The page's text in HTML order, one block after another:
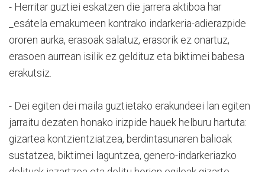
- Herritar guztiei eskatzen die jarrera aktiboa har
_esátela emakumeen kontrako indarkeria-adierazpide
ororen aurka, erasoak salatuz, erasorik ez onartuz,
erasoen aurrean isilik ez geldituz eta biktimei babesa
erakutsiz.
- Dei egiten dei maila guztietako erakundeei lan egiten
jarraitu dezaten honako irizpide hauek helburu hartuta:
gizartea kontzientziatzea, berdintasunaren balioak
sustatzea, biktimei laguntzea, genero-indarkeriazko